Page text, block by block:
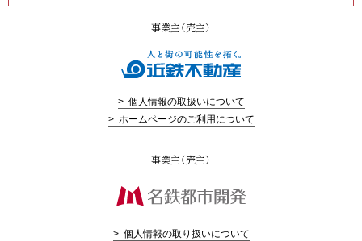
事業主（売主）
> 個人情報の取扱いについて
> ホームページのご利用について
事業主（売主）
> 個人情報の取り扱いについて